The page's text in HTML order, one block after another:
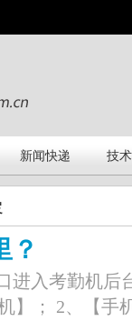
新闻快递 技
？
进入考勤机后
】； 2、【手